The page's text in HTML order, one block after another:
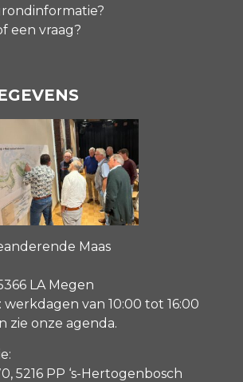
een vraag?
Maas
LA Megen
van 10:00 tot 16:00
zie onze agenda.
5216 PP ‘s-Hertogenbosch